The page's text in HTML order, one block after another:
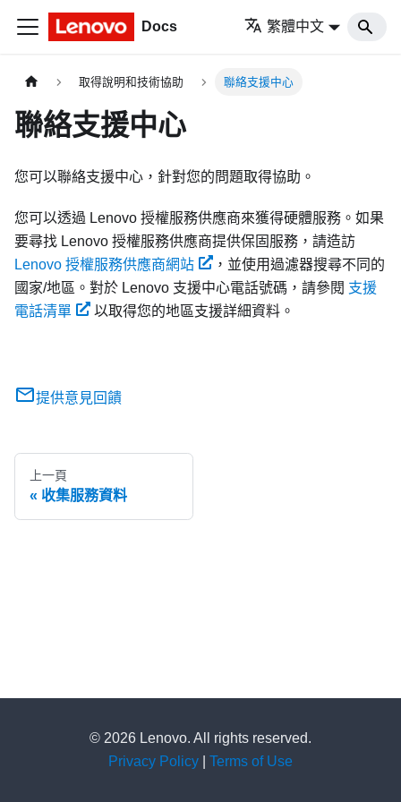
Docs 繁體中文
取得說明和技術協助 聯絡支援中心
聯絡支援中心
您可以聯絡支援中心，針對您的問題取得協助。
您可以透過 Lenovo 授權服務供應商來獲得硬體服務。如果
要尋找 Lenovo 授權服務供應商提供保固服務，請造訪
Lenovo 授權服務供應商網站
，並使用過濾器搜尋不同的
國家/地區。對於 Lenovo 支援中心電話號碼，請參閱 支援
電話清單
以取得您的地區支援詳細資料。
提供意見回饋
上一頁
收集服務資料
© 2026 Lenovo. All rights reserved.
Privacy Policy
Terms of Use